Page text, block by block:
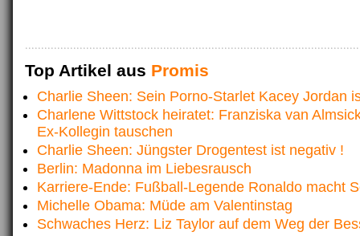
Top Artikel aus Promis
Charlie Sheen: Sein Porno-Starlet Kacey Jordan
Charlene Wittstock heiratet: Franziska van
Ex-Kollegin tauschen
Charlie Sheen: Jüngster Drogentest ist negativ !
Berlin: Madonna im Liebesrausch
Karriere-Ende: Fußball-Legende Ronaldo macht
Michelle Obama: Müde am Valentinstag
Schwaches Herz: Liz Taylor auf dem Weg der